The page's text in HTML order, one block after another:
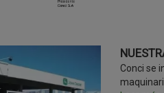
Conci se